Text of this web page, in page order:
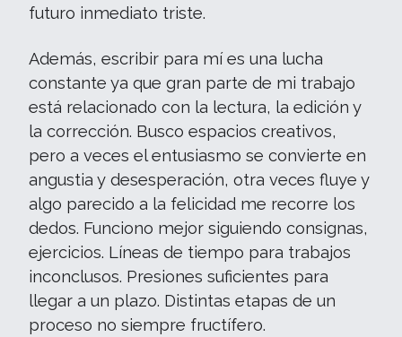
futuro inmediato triste.
Además, escribir para mí es una lucha
constante ya que gran parte de mi trabajo
está relacionado con la lectura, la edición y
la corrección. Busco espacios creativos,
pero a veces el entusiasmo se convierte en
angustia y desesperación, otra veces fluye y
algo parecido a la felicidad me recorre los
dedos. Funciono mejor siguiendo consignas,
ejercicios. Líneas de tiempo para trabajos
inconclusos. Presiones suficientes para
llegar a un plazo. Distintas etapas de un
proceso no siempre fructífero.